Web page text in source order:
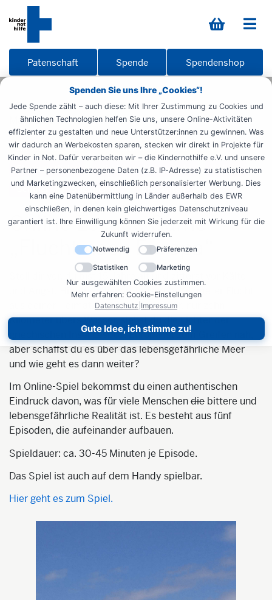
Spenden Sie uns Ihre „Cookies“!
Jede Spende zählt – auch diese: Mit Ihrer Zustimmung zu Cookies und
ähnlichen Technologien helfen Sie uns, unsere Online-Aktivitäten
effizienter zu gestalten und neue Unterstützer:innen zu gewinnen. Was
wir dadurch an Werbekosten sparen, stecken wir direkt in Projekte für
Kinder in Not. Dafür verarbeiten wir – die Kindernothilfe e.V. und unsere
Partner – personenbezogene Daten (z.B. IP-Adresse) zu statistischen
und Marketingzwecken, einschließlich personalisierter Werbung. Dies
kann eine Datenübermittlung in Länder außerhalb des EWR
einschließen, in denen kein gleichwertiges Datenschutzniveau
garantiert ist. Ihre Einwilligung können Sie jederzeit mit Wirkung für die
Zukunft widerrufen.
Notwendig Präferenzen
Statistiken Marketing
Nur ausgewählten Cookies zustimmen.
Mehr erfahren: Cookie-Einstellungen
Datenschutz Impressum
Gute Idee, ich stimme zu!
Patenschaft Spende Spendenshop
Startseite Informieren Materialien
Übersicht
Material Sek II
Flucht
Aktionsmaterial
Unterrichtsmaterial Sek II
Ehrenamtliche
Kirche und Gemeinde
Lehrer
Schüler
Spendende Studenten
Online Escape Game
„Flucht nach Europa“
Stell dir vor, du bist 15 Jahre alt und zitterst vor Kälte
und Angst. Hinter dir liegen Tausende Kilometer Flucht
aus deiner Heimat Afghanistan. Vor dir, nur zehn
Kilometer übers Wasser, siehst du die Lichter der
griechischen Insel Lesbos. Europa ist zum Greifen nah,
aber schaffst du es über das lebensgefährliche Meer
und wie geht es dann weiter?
Im Online-Spiel bekommst du einen authentischen
Eindruck davon, wasfür viele Menschendie bittere und
lebensgefährliche Realität ist. Es besteht ausfünf
Episoden, die aufeinander aufbauen.
Spieldauer: ca. 30-45 Minuten je Episode.
Das Spiel ist auch auf dem Handy spielbar.
Hier geht es zum Spiel.